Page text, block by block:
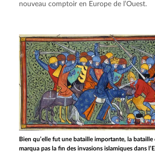
nouveau comptoir en Europe de l’Ouest.
Bien qu’elle fut une bataille importante, la bataille
marqua pas la fin des invasions islamiques dans